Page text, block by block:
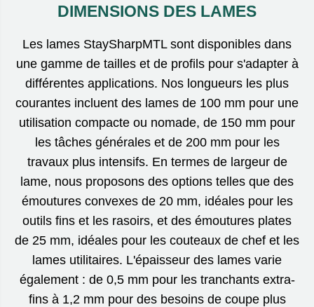
DIMENSIONS DES LAMES
Les lames StaySharpMTL sont disponibles dans
une gamme de tailles et de profils pour s'adapter à
différentes applications. Nos longueurs les plus
courantes incluent des lames de 100 mm pour une
utilisation compacte ou nomade, de 150 mm pour
les tâches générales et de 200 mm pour les
travaux plus intensifs. En termes de largeur de
lame, nous proposons des options telles que des
émoutures convexes de 20 mm, idéales pour les
outils fins et les rasoirs, et des émoutures plates
de 25 mm, idéales pour les couteaux de chef et les
lames utilitaires. L'épaisseur des lames varie
également : de 0,5 mm pour les tranchants extra-
fins à 1,2 mm pour des besoins de coupe plus